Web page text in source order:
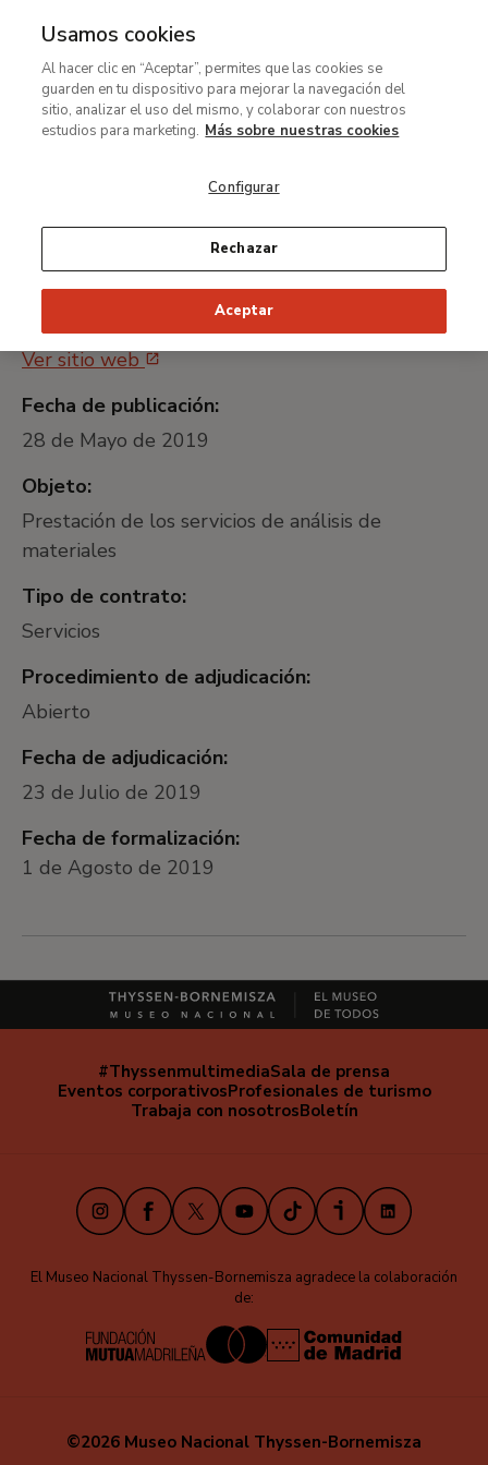
MENÚ
contenido
principal
Prestación de los servicios
de análisis de materiales
Plataforma de Contratación del Sector
Ver sitio web
Fecha de publicación:
28 de Mayo de 2019
Objeto:
Prestación de los servicios de análisis de
materiales
Tipo de contrato:
Servicios
Procedimiento de adjudicación:
Abierto
Fecha de adjudicación:
23 de Julio de 2019
Fecha de formalización:
1 de Agosto de 2019
Navegación
secundaria
#ThyssenmultimediaSala de prensa
Eventos corporativosProfesionales de turismo
Trabaja con nosotrosBoletín
InstagramFacebook
X YoutubeTikTokiVooxLinkedIn
El Museo Nacional Thyssen-Bornemisza agradece la colaboración
de:
©2026 Museo Nacional Thyssen-Bornemisza
Usamos cookies
Al hacer clic en “Aceptar”, permites que las cookies se
guarden en tu dispositivo para mejorar la navegación del
sitio, analizar el uso del mismo, y colaborar con nuestros
estudios para marketing. Más sobre nuestras cookies
Configurar
Rechazar
Aceptar